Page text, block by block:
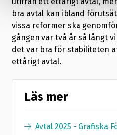
bra avtal kan ibland
vissa reformer ska
gången var två år så långt
det var bra för stabiliteten
ettårigt avtal.
Läs mer
Avtal 2025 - Grafiska